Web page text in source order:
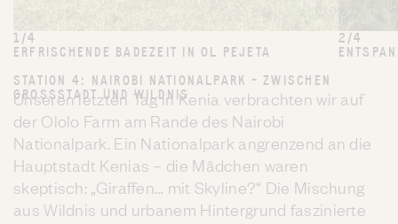
1/4
ERFRISCHENDE BADEZEIT IN OL PEJETA
2/4
STATION 4: NAIROBI NATIONALPARK – ZWISCHEN
GROSSSTADT UND WILDNIS
Unseren letzten Tag in Kenia verbrachten wir auf
der Ololo Farm am Rande des Nairobi
Nationalpark. Ein Nationalpark angrenzend an die
Hauptstadt Kenias – die Mädchen waren
skeptisch: „Giraffen… mit Skyline?“ Die Mischung
aus Wildnis und urbanem Hintergrund faszinierte